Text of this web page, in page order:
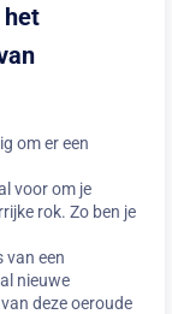
het
om er een
voor om je
rok. Zo ben je
van een
nieuwe
deze oeroude